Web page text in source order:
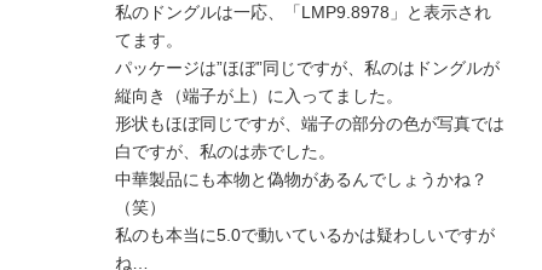
私のドングルは一応、「LMP9.8978」と表示され
てます。
パッケージは”ほぼ”同じですが、私のはドングルが
縦向き（端子が上）に入ってました。
形状もほぼ同じですが、端子の部分の色が写真では
白ですが、私のは赤でした。
中華製品にも本物と偽物があるんでしょうかね？
（笑）
私のも本当に5.0で動いているかは疑わしいですが
ね…